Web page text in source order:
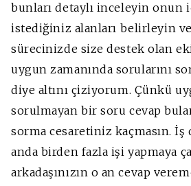
bunları detaylı inceleyin onun
istediğiniz alanları belirleyin
sürecinizde size destek olan
uygun zamanında sorularını
diye altını çiziyorum. Çünkü
sorulmayan bir soru cevap
sorma cesaretiniz kaçmasın. İş
anda birden fazla işi yapmaya
arkadaşınızın o an cevap